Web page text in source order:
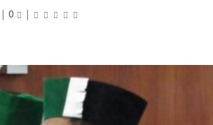
| 0 |